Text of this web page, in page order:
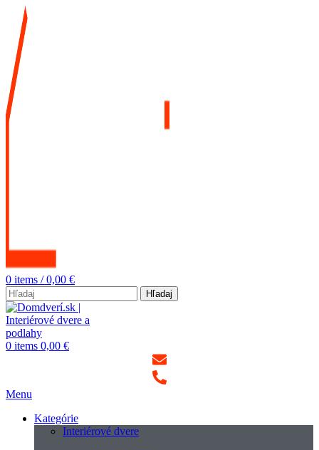
0 items / 0,00 €
Hľadaj
0 items 0,00 €
Menu
Kategórie
Interiérové dvere